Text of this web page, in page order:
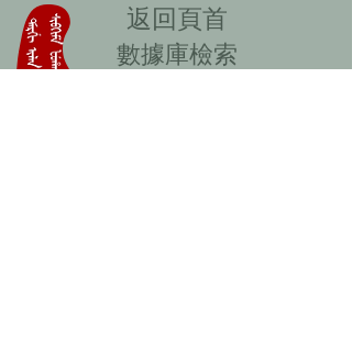
​返回頁首
數據庫檢索